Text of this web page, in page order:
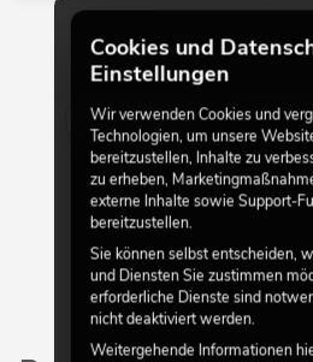
30 von 69
Mehr anzeigen
Cookies und
Einstellungen
Wir verwenden Cookies und
Technologien, um unsere
bereitzustellen, Inhalte zu
zu erheben,
externe Inhalte sowie Support-
bereitzustellen.
Sie können selbst entscheiden,
und Diensten Sie zustimmen
erforderliche Dienste sind
nicht deaktiviert werden.
Weitergehende Informationen